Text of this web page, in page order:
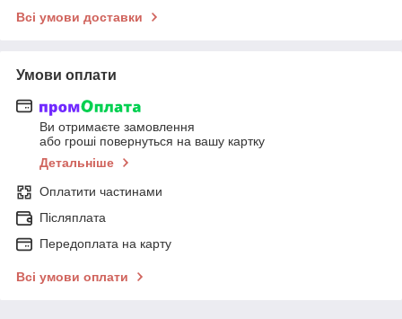
Всі умови доставки
Умови оплати
Ви отримаєте замовлення
або гроші повернуться на вашу картку
Детальніше
Оплатити частинами
Післяплата
Передоплата на карту
Всі умови оплати